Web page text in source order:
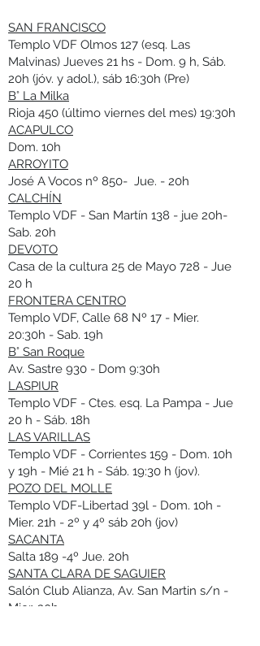
SAN FRANCISCO
Templo VDF Olmos 127 (esq. Las
Malvinas) Jueves 21 hs - Dom. 9 h, Sáb.
20h (jóv. y adol.), sáb 16:30h (Pre)
B° La Milka
Rioja 450 (último viernes del mes) 19:30h
ACAPULCO
Dom. 10h
ARROYITO
José A Vocos nº 850- Jue. - 20h
CALCHÍN
Templo VDF - San Martín 138 - jue 20h-
Sab. 20h
DEVOTO
Casa de la cultura 25 de Mayo 728 - Jue
20 h
FRONTERA CENTRO
Templo VDF, Calle 68 Nº 17 - Mier.
20:30h - Sab. 19h
B° San Roque
Av. Sastre 930 - Dom 9:30h
LASPIUR
Templo VDF - Ctes. esq. La Pampa - Jue
20 h - Sáb. 18h
LAS VARILLAS
Templo VDF - Corrientes 159 - Dom. 10h
y 19h - Mié 21 h - Sáb. 19:30 h (jov).
POZO DEL MOLLE
Templo VDF-Libertad 39l - Dom. 10h -
Mier. 21h - 2º y 4º sáb 20h (jov)
SACANTA
Salta 189 -4º Jue. 20h
SANTA CLARA DE SAGUIER
Salón Club Alianza, Av. San Martin s/n -
Mier. 20h